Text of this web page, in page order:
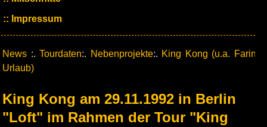
Impressum
News :.Tourdaten:. Nebenprojekte:. King Kong (u.a. Farin
Urlaub)
King Kong am 29.11.1992 in Berlin
"Loft" im Rahmen der Tour "King